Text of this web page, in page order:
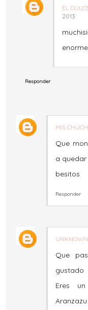
EL
2013
Responder
MIS
Que
a
besitos
Responder
UNKNOWN
Que
Eres